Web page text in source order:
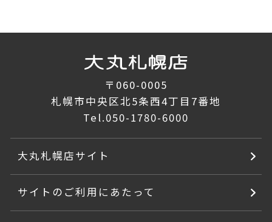
〒060-0005
札幌市中央区北5条西4丁目7番地
Tel.050-1780-6000
大丸札幌店サイト
サイトのご利用にあたって